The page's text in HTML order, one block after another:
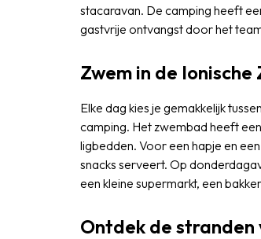
stacaravan. De camping heeft
gastvrije ontvangst door het
Zwem in de
Elke dag kies je gemakkelijk
camping. Het zwembad heeft
ligbedden. Voor een hapje en
snacks serveert. Op
een kleine supermarkt, een
Ontdek de stranden